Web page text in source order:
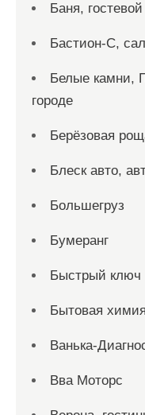
Баня,
Бастион-С,
Белые камни,
городе
Берёзовая
Блеск авто,
Большегруз
Бумеранг
Быстрый ключ
Бытовая
Ванька-
Вва Моторс